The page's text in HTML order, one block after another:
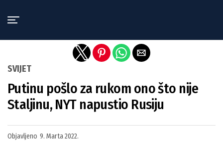
SVIJET
Putinu pošlo za rukom ono što nije
Staljinu, NYT napustio Rusiju
Objavljeno 9. Marta 2022.